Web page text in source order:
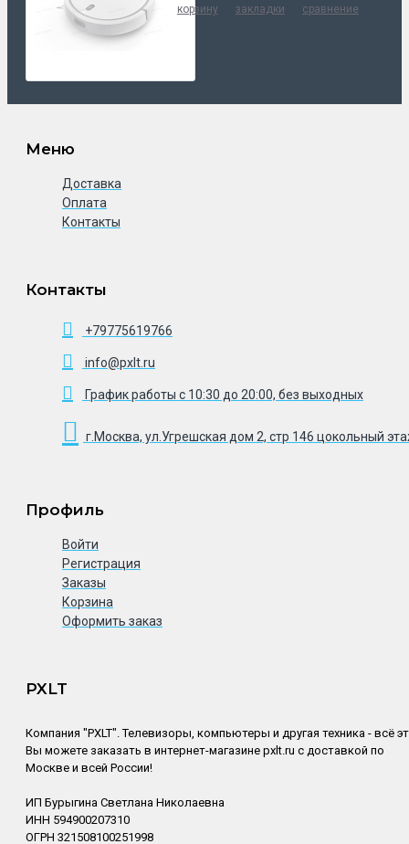
корзину
закладки
сравнение
Меню
Доставка
Оплата
Контакты
Контакты
+79775619766
info@pxlt.ru
График работы с 10:30 до 20:00, без выходных
г.Москва, ул.Угрешская дом 2, стр 146 цокольный
Профиль
Войти
Регистрация
Заказы
Корзина
Оформить заказ
PXLT
Компания "PXLT". Телевизоры, компьютеры и другая техника - всё
Вы можете заказать в интернет-магазине pxlt.ru с доставкой по
Москве и всей России!
ИП Бурыгина Светлана Николаевна
ИНН 594900207310
ОГРН 321508100251998